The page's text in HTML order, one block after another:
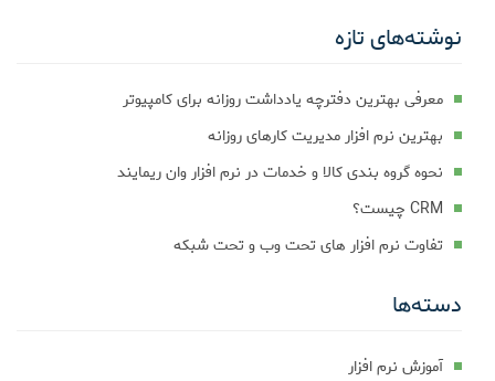
نوشته‌های تازه
معرفی بهترین دفترچه یادداشت روزانه برای کامپیوتر
بهترین نرم افزار مدیریت کارهای روزانه
نحوه گروه بندی کالا و خدمات در نرم افزار وان ریمایند
CRM چیست؟
تفاوت نرم افزار های تحت وب و تحت شبکه
دسته‌ها
آموزش نرم افزار